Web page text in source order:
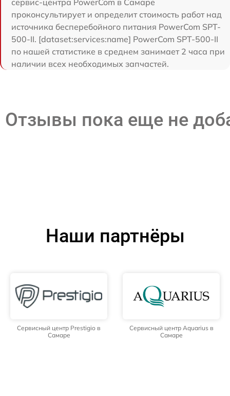
сервис-центра PowerCom в Самаре
проконсультирует и определит стоимость работ над
источника бесперебойного питания PowerCom SPT-
500-II. [dataset:services:name] PowerCom SPT-500-II
по нашей статистике в среднем занимает 2 часа при
наличии всех необходимых запчастей.
Отзывы пока еще не
Наши партнёры
Сервисный центр Prestigio в
Самаре
Сервисный центр Aquarius в
Самаре